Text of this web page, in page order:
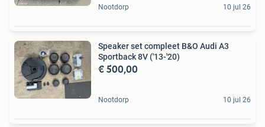
Nootdorp 10 jul 26
Speaker set compleet B&O Audi A3
Sportback 8V ('13-'20)
€ 500,00
Nootdorp 10 jul 26